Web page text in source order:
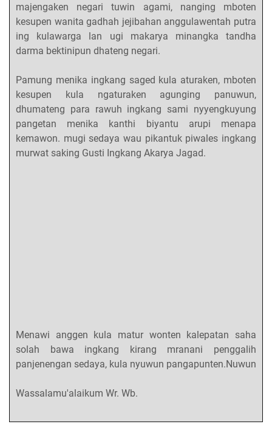
majengaken negari tuwin agami, nanging mboten
kesupen wanita gadhah jejibahan anggulawentah putra
ing kulawarga lan ugi makarya minangka tandha
darma bektinipun dhateng negari.
Pamung menika ingkang saged kula aturaken, mboten
kesupen kula ngaturaken agunging panuwun,
dhumateng para rawuh ingkang sami nyyengkuyung
pangetan menika kanthi biyantu arupi menapa
kemawon. mugi sedaya wau pikantuk piwales ingkang
murwat saking Gusti Ingkang Akarya Jagad.
Menawi anggen kula matur wonten kalepatan saha
solah bawa ingkang kirang mranani penggalih
panjenengan sedaya, kula nyuwun pangapunten.Nuwun
Wassalamu'alaikum Wr. Wb.